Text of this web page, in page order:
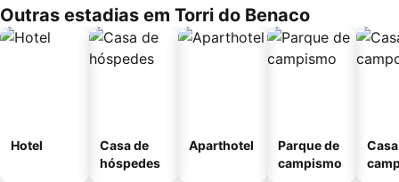
Outras estadias em Torri do Benaco
Hotel
Casa de
hóspedes
Aparthotel
Parque de
campismo